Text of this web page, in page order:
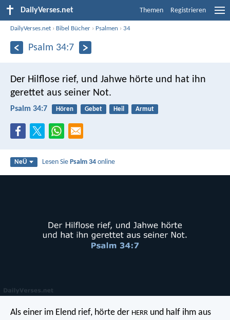
DailyVerses.net Themen Registrieren
DailyVerses.net › Bibel Bücher › Psalmen ›34
Psalm 34:7
Der Hilflose rief, und Jahwe hörte und hat ihn
gerettet aus seiner Not.
Psalm 34:7 Hören Gebet Heil Armut
NeÜ Lesen SiePsalm 34 online
Als einer im Elend rief, hörte der HERR und half ihm aus